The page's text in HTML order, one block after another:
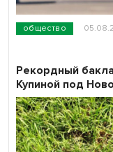
общество
Рекордный
Купиной под